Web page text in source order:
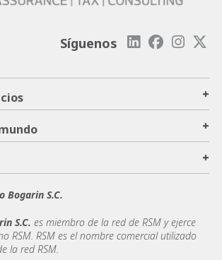
Síguenos
+
+
+
Bogarin S.C.
S.C. es miembro de la red de RSM y ejerce
RSM. RSM es el nombre comercial utilizado
la red RSM.